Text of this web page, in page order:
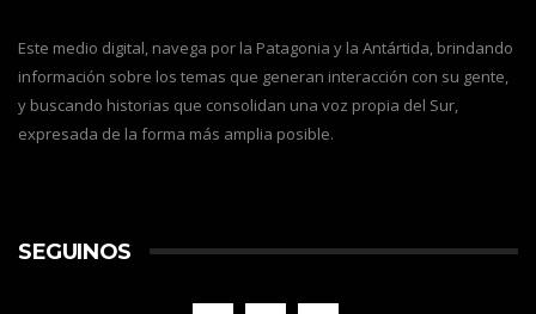
Este medio digital, navega por la Patagonia y la Antártida, brindando
información sobre los temas que generan interacción con su gente,
y buscando historias que consolidan una voz propia del Sur,
expresada de la forma más amplia posible.
SEGUINOS